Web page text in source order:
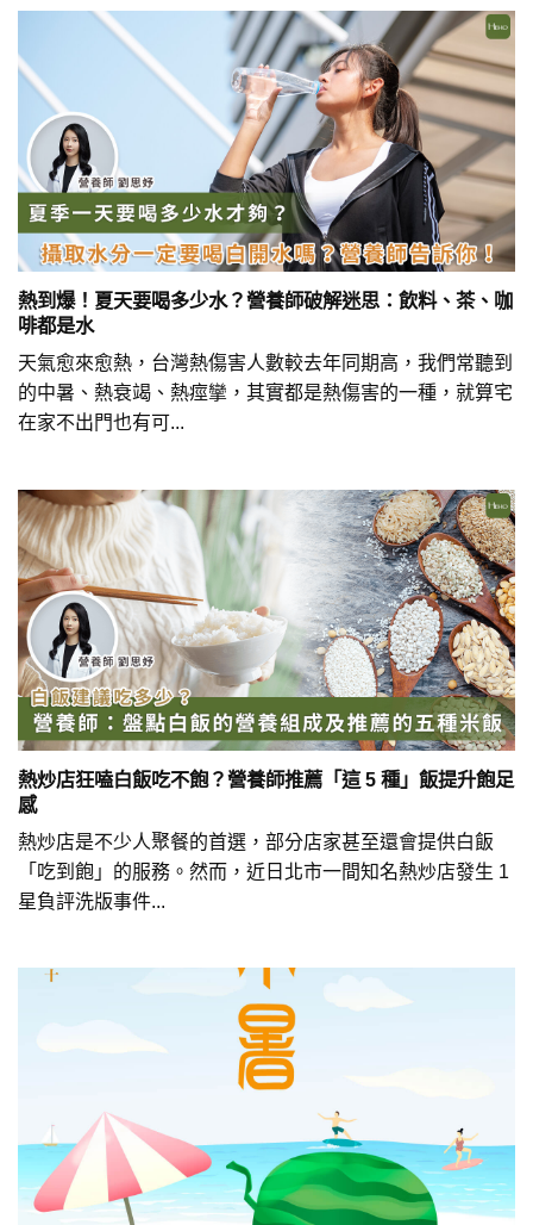
熱到爆！夏天要喝多少水？營養師破解迷思：飲料、茶、咖
啡都是水
天氣愈來愈熱，台灣熱傷害人數較去年同期高，我們常聽到
的中暑、熱衰竭、熱痙攣，其實都是熱傷害的一種，就算宅
在家不出門也有可...
熱炒店狂嗑白飯吃不飽？營養師推薦「這 5 種」飯提升飽足
感
熱炒店是不少人聚餐的首選，部分店家甚至還會提供白飯
「吃到飽」的服務。然而，近日北市一間知名熱炒店發生 1
星負評洗版事件...